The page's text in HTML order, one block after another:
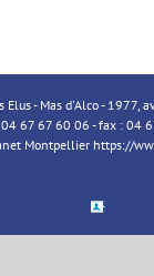
Elus - Mas d'Alco - 1977,
04 67 67 60 06 - fax : 04
Montpellier https://
Espace